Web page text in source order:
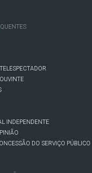
INDEPENDENTE
DO SERVIÇO